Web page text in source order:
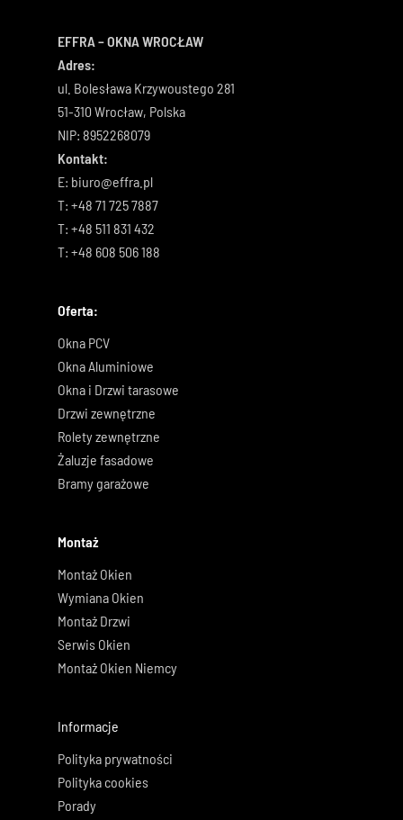
EFFRA – OKNA WROCŁAW
Adres:
ul. Bolesława Krzywoustego 281
51-310 Wrocław, Polska
NIP: 8952268079
Kontakt:
E: biuro@effra.pl
T: +48 71 725 7887
T: +48 511 831 432
T: +48 608 506 188
Oferta:
Okna PCV
Okna Aluminiowe
Okna i Drzwi tarasowe
Drzwi zewnętrzne
Rolety zewnętrzne
Żaluzje fasadowe
Bramy garażowe
Montaż
Montaż Okien
Wymiana Okien
Montaż Drzwi
Serwis Okien
Montaż Okien Niemcy
Informacje
Polityka prywatności
Polityka cookies
Porady